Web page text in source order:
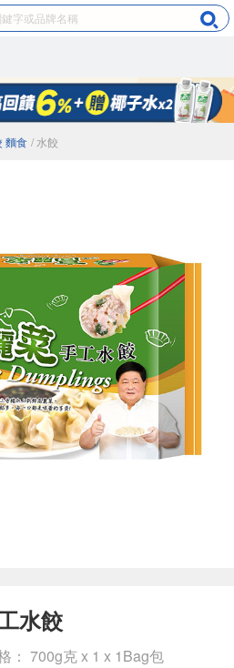
麵食 / 水餃
水餃
： 700g克 x 1 x 1Bag包